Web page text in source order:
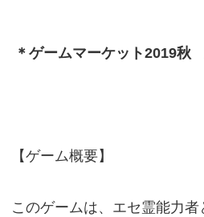
＊ゲームマーケット2019秋
【ゲーム概要】
このゲームは、エセ霊能力